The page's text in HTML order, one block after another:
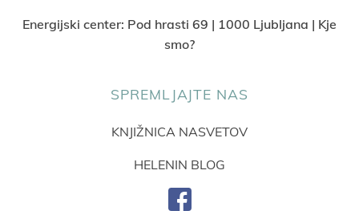
Energijski center: Pod hrasti 69 | 1000 Ljubljana | Kje
smo?
SPREMLJAJTE NAS
KNJIŽNICA NASVETOV
HELENIN BLOG